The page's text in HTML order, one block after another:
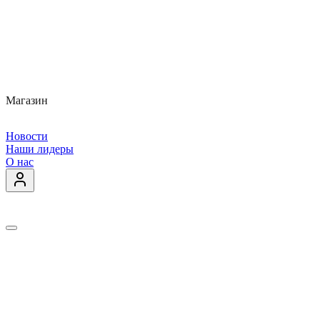
Магазин
Новости
Наши лидеры
О нас